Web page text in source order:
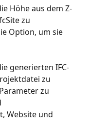
Höhe aus dem Z-
zu
Option, um sie
generierten IFC-
zu
zu
Website und